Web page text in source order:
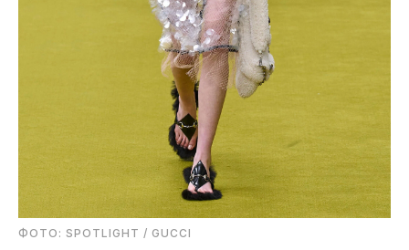
ФОТО: SPOTLIGHT / GUCCI